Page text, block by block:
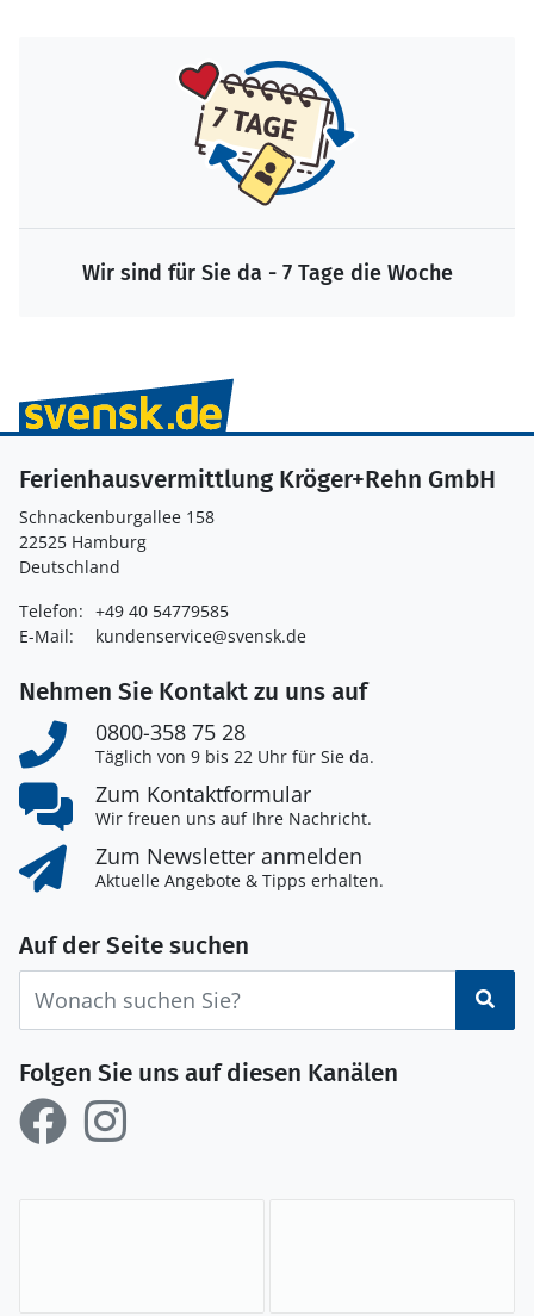
Wir sind für Sie da - 7 Tage die Woche
Ferienhausvermittlung Kröger+Rehn GmbH
Schnackenburgallee 158
22525 Hamburg
Deutschland
Telefon: +49 40 54779585
E-Mail:
kundenservice@svensk.de
Nehmen Sie Kontakt zu uns auf
0800-358 75 28
Täglich von 9 bis 22 Uhr für Sie da.
Zum Kontaktformular
Wir freuen uns auf Ihre Nachricht.
Zum Newsletter anmelden
Aktuelle Angebote & Tipps erhalten.
Auf der Seite suchen
Folgen Sie uns auf diesen Kanälen